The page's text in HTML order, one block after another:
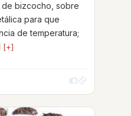
de bizcocho, sobre
para que
de temperatura;
[+]